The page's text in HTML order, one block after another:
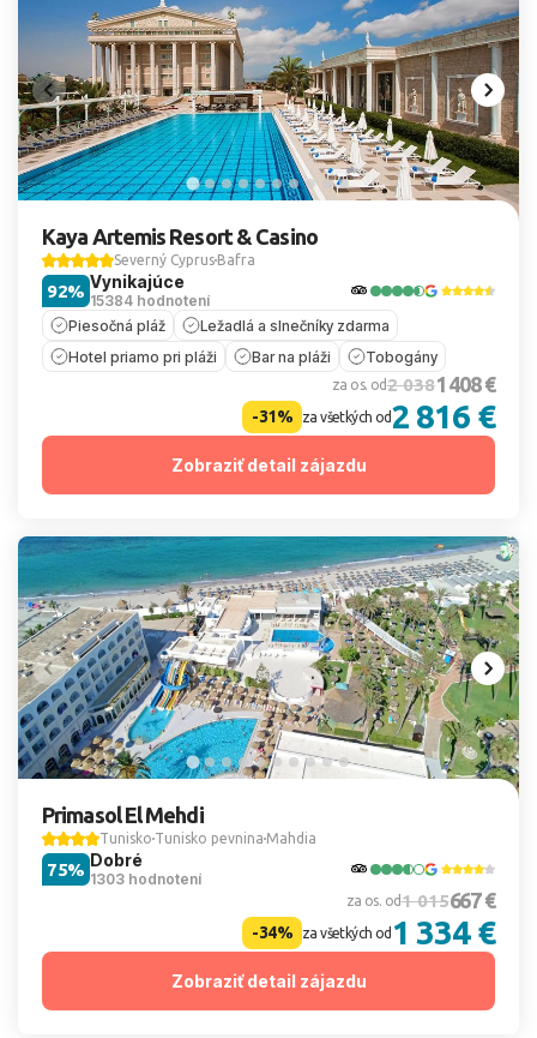
Kaya Artemis Resort & Casino
Severný Cyprus Bafra
Vynikajúce
15384 hodnotení
92%
Piesočná pláž
Ležadlá a slnečníky zdarma
Hotel priamo pri pláži
Bar na pláži Tobogány
za os. od2 0381 408 €
-31% za všetkých od2 816 €
Zobraziť detail zájazdu
Primasol El Mehdi
Tunisko Tunisko pevnina Mahdia
Dobré
1303 hodnotení
75%
za os. od1 015667 €
-34% za všetkých od 1 334 €
Zobraziť detail zájazdu